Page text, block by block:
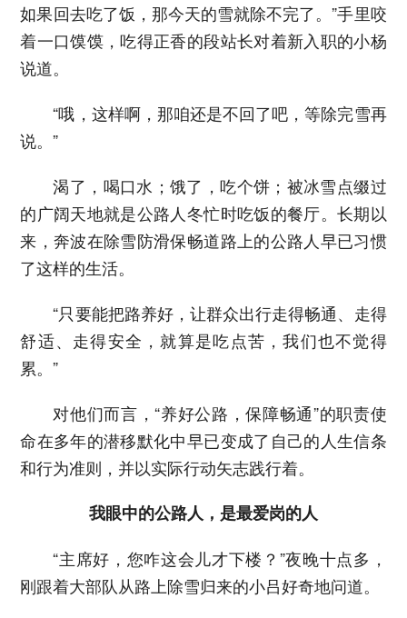
如果回去吃了饭，那今天的雪就除不完了。”手里咬
着一口馍馍，吃得正香的段站长对着新入职的小杨
说道。
“哦，这样啊，那咱还是不回了吧，等除完雪再
说。”
渴了，喝口水；饿了，吃个饼；被冰雪点缀过
的广阔天地就是公路人冬忙时吃饭的餐厅。长期以
来，奔波在除雪防滑保畅道路上的公路人早已习惯
了这样的生活。
“只要能把路养好，让群众出行走得畅通、走得
舒适、走得安全，就算是吃点苦，我们也不觉得
累。”
对他们而言，“养好公路，保障畅通”的职责使
命在多年的潜移默化中早已变成了自己的人生信条
和行为准则，并以实际行动矢志践行着。
我眼中的公路人，是最爱岗的人
“主席好，您咋这会儿才下楼？”夜晚十点多，
刚跟着大部队从路上除雪归来的小吕好奇地问道。